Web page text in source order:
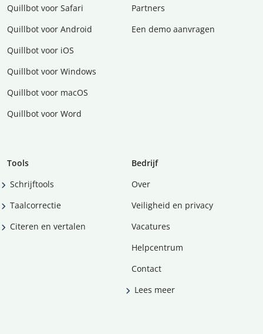
Quillbot voor Safari
Quillbot voor Android
Quillbot voor iOS
Quillbot voor Windows
Quillbot voor macOS
Quillbot voor Word
Partners
Een demo aanvragen
Tools
Schrijftools
Taalcorrectie
Citeren en vertalen
Bedrijf
Over
Veiligheid en privacy
Vacatures
Helpcentrum
Contact
Lees meer